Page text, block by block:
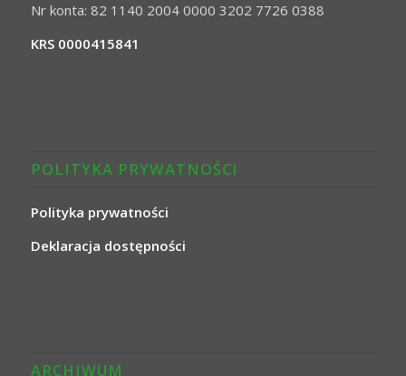
Nr konta: 82 1140 2004 0000 3202 7726 0388
KRS 0000415841
POLITYKA PRYWATNOŚCI
Polityka prywatności
Deklaracja dostępności
ARCHIWUM